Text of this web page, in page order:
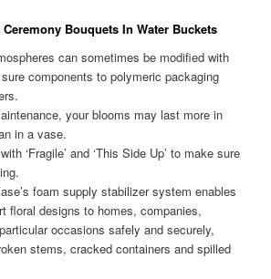
Bouquets In Water Buckets
can sometimes be modified with
components to polymeric packaging
your blooms may last more in
in a vase.
‘Fragile’ and ‘This Side Up’ to make sure
foam supply stabilizer system enables
floral designs to homes, companies,
occasions safely and securely,
stems, cracked containers and spilled